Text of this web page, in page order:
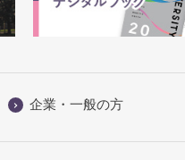
企業・一般の方